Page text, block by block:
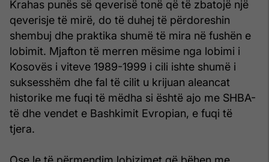
Krahas punës së qeverisë tonë që të zbatojë një
qeverisje të mirë, do të duhej të përdoreshin
shembuj dhe praktika shumë të mira në fushën e
lobimit. Mjafton të merren mësime nga lobimi i
Kosovës i viteve 1989-1999 i cili ishte shumë i
suksesshëm dhe fal të cilit u krijuan aleancat
historike me fuqi të mëdha si është ajo me SHBA-
të dhe vendet e Bashkimit Evropian, e fuqi të
tjera.